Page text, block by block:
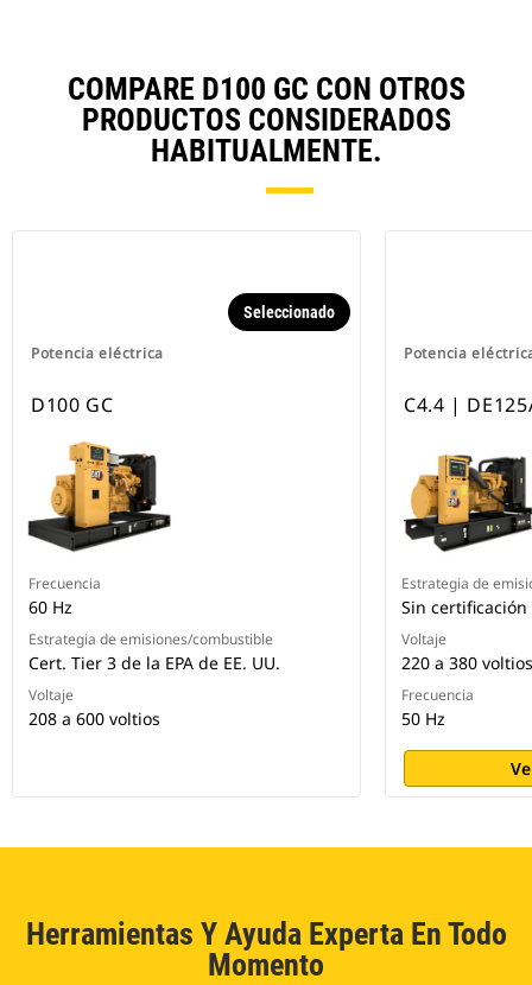
COMPARE D100 GC CON OTROS
PRODUCTOS CONSIDERADOS
HABITUALMENTE.
Potencia eléctrica
Seleccionado
D100 GC
Frecuencia
60 Hz
Estrategia de emisiones/combustible
Cert. Tier 3 de la EPA de EE. UU.
Voltaje
208 a 600 voltios
Potencia
C4.4 |
Estrategia de
Sin
Voltaje
220 a 380 voltios
Frecuencia
50 Hz
Herramientas Y Ayuda Experta En Todo
Momento